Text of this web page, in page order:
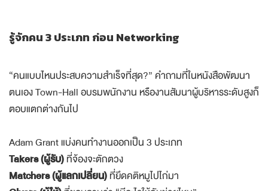
รู้จักคน 3 ประเภท ก่อน Networking
“คนแบบไหนประสบความสำเร็จที่สุด?” คำถามที่ในหนังสือพัฒนา
ตนเอง Town-Hall อบรมพนักงาน หรืองานสัมนาผู้บริหารระดับสูงก็
ตอบแตกต่างกันไป
Adam Grant แบ่งคนทำงานออกเป็น 3 ประเภท
Takers (ผู้รับ)ที่จ้องจะตักตวง
Matchers (ผู้แลกเปลี่ยน)ที่ยึดคติหมูไปไก่มา